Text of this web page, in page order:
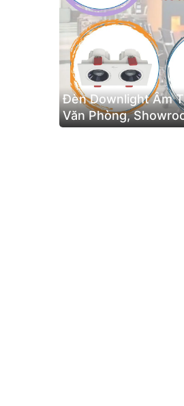
Đèn Downlight Âm
Văn Phòng,